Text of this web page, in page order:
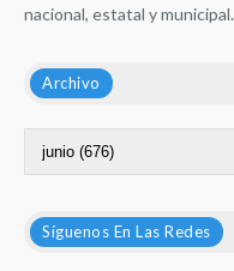
nacional, estatal y municipal.
Archivo
Síguenos En Las Redes